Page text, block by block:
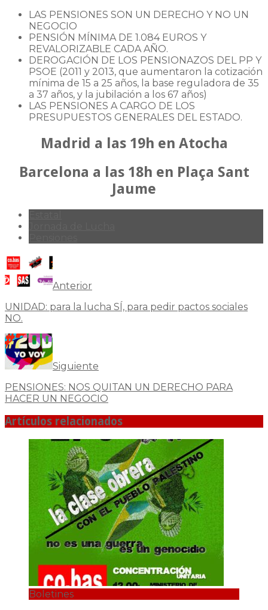
LAS PENSIONES SON UN DERECHO Y NO UN
NEGOCIO
PENSIÓN MÍNIMA DE 1.084 EUROS Y
REVALORIZABLE CADA AÑO.
DEROGACIÓN DE LOS PENSIONAZOS DEL PP Y
PSOE (2011 y 2013, que aumentaron la cotización
mínima de 15 a 25 años, la base reguladora de 35
a 37 años, y la jubilación a los 67 años)
LAS PENSIONES A CARGO DE LOS
PRESUPUESTOS GENERALES DEL ESTADO.
Madrid a las 19h en Atocha
Barcelona a las 18h en Plaça Sant
Jaume
Anterior
UNIDAD: para la lucha SÍ, para pedir pactos sociales
NO.
Siguiente
PENSIONES: NOS QUITAN UN DERECHO PARA
HACER UN NEGOCIO
Artículos relacionados
Boletines